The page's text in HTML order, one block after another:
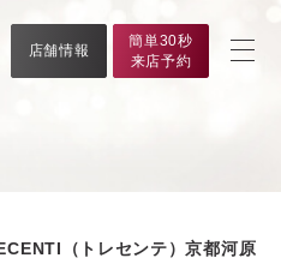
店舗情報
簡単30秒
来店予約
（トレセンテ）京都河原